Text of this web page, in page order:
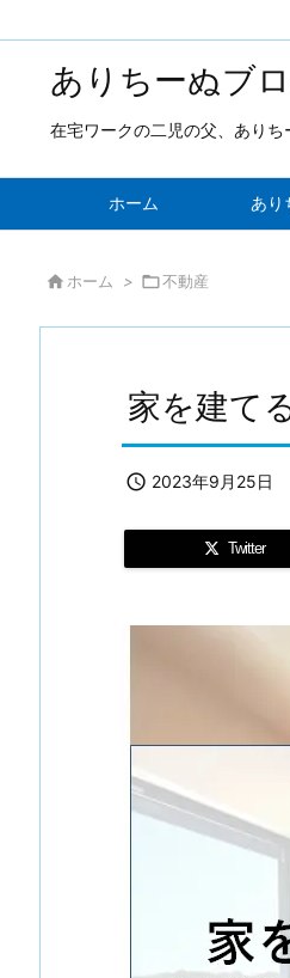
ありちーぬブ
在宅ワークの二児の父、あり
ホーム あり
 ホーム > 不動産
家を建て
 2023年9月25日
Twitter